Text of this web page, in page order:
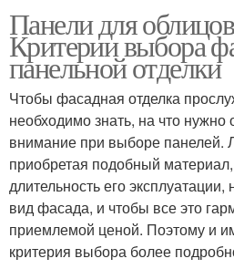
Панели для
Критерии выбора
панельной отделки
Чтобы фасадная отделка
необходимо знать, на что нужно
внимание при выборе панелей.
приобретая подобный
длительность его
вид фасада, и чтобы все это
приемлемой ценой. Поэтому и
критерия выбора более